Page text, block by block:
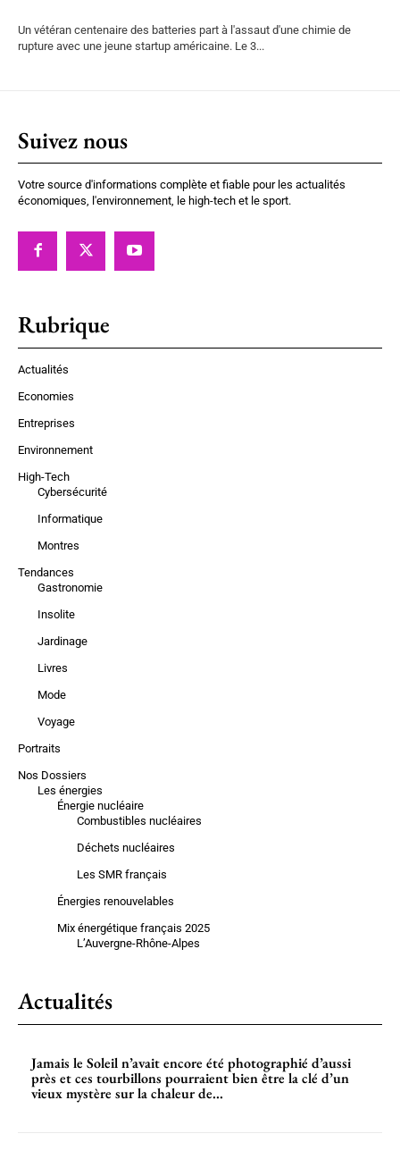
Un vétéran centenaire des batteries part à l'assaut d'une chimie de
rupture avec une jeune startup américaine. Le 3...
Suivez nous
Votre source d'informations complète et fiable pour les actualités
économiques, l'environnement, le high-tech et le sport.
Rubrique
Actualités
Economies
Entreprises
Environnement
High-Tech
Cybersécurité
Informatique
Montres
Tendances
Gastronomie
Insolite
Jardinage
Livres
Mode
Voyage
Portraits
Nos Dossiers
Les énergies
Énergie nucléaire
Combustibles nucléaires
Déchets nucléaires
Les SMR français
Énergies renouvelables
Mix énergétique français 2025
L’Auvergne-Rhône-Alpes
Actualités
Jamais le Soleil n’avait encore été photographié d’aussi
près et ces tourbillons pourraient bien être la clé d’un
vieux mystère sur la chaleur de...